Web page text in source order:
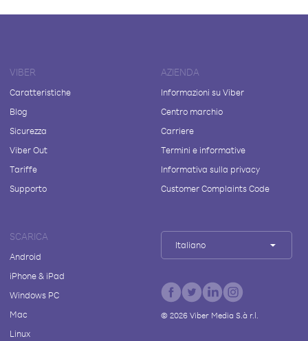
VIBER
Caratteristiche
Blog
Sicurezza
Viber Out
Tariffe
Supporto
AZIENDA
Informazioni su Viber
Centro marchio
Carriere
Termini e informative
Informativa sulla privacy
Customer Complaints Code
SCARICA
Android
iPhone & iPad
Windows PC
Mac
Linux
Italiano
© 2026Viber Media S.à r.l.